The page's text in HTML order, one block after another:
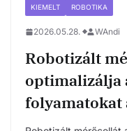
KIEMELT ROBOTIKA
2026.05.28. WAndi
Robotizált
optimalizálja
folyamatokat